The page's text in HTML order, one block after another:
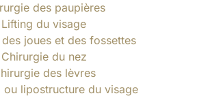
des paupières
Lifting du visage
joues et des fossettes
Chirurgie du nez
des lèvres
lipostructure du visage